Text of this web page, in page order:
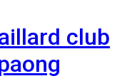
club